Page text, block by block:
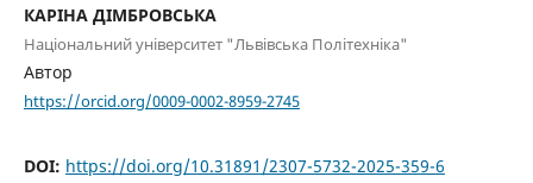
КАРІНА ДІМБРОВСЬКА
Національний університет "Львівська Політехніка"
Автор
https://orcid.org/0009-0002-8959-2745
DOI: https://doi.org/10.31891/2307-5732-2025-359-6